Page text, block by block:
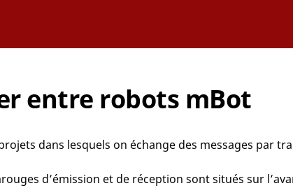
entre robots mBot
dans lesquels on échange des messages par
d’émission et de réception sont situés sur